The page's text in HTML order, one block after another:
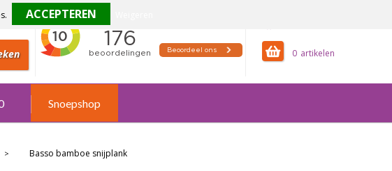
0
Snoepshop
> Basso bamboe snijplank